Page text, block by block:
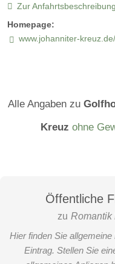
Zur Anfahrtsbeschreibung
Homepage:
www.johanniter-kreuz.de/
Alle Angaben zu
Kreuz ohne
Öffentliche
zu Romantik
Hier finden Sie
Eintrag. Stellen Sie